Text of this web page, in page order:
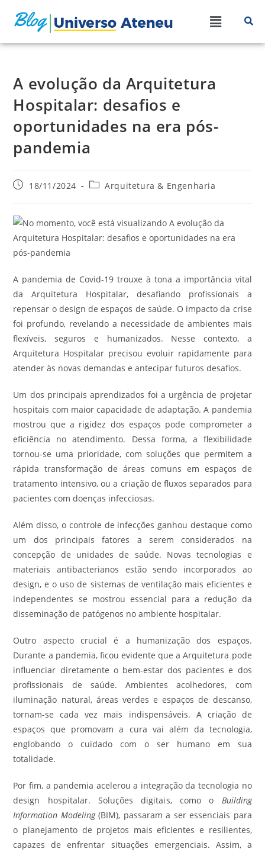
A evolução da Arquitetura
Hospitalar: desafios e
oportunidades na era pós-
pandemia
18/11/2024 Arquitetura & Engenharia
A pandemia de Covid-19 trouxe à tona a importância vital
da Arquitetura Hospitalar, desafiando profissionais a
repensar o design de espaços de saúde. O impacto da crise
foi profundo, revelando a necessidade de ambientes mais
flexíveis, seguros e humanizados. Nesse contexto, a
Arquitetura Hospitalar precisou evoluir rapidamente para
atender às novas demandas e antecipar futuros desafios.
Um dos principais aprendizados foi a urgência de projetar
hospitais com maior capacidade de adaptação. A pandemia
mostrou que a rigidez dos espaços pode comprometer a
eficiência no atendimento. Dessa forma, a flexibilidade
tornou-se uma prioridade, com soluções que permitem a
rápida transformação de áreas comuns em espaços de
tratamento intensivo, ou a criação de fluxos separados para
pacientes com doenças infecciosas.
Além disso, o controle de infecções ganhou destaque como
um dos principais fatores a serem considerados na
concepção de unidades de saúde. Novas tecnologias e
materiais antibacterianos estão sendo incorporados ao
design, e o uso de sistemas de ventilação mais eficientes e
independentes se mostrou essencial para a redução da
disseminação de patógenos no ambiente hospitalar.
Outro aspecto crucial é a humanização dos espaços.
Durante a pandemia, ficou evidente que a Arquitetura pode
influenciar diretamente o bem-estar dos pacientes e dos
profissionais de saúde. Ambientes acolhedores, com
iluminação natural, áreas verdes e espaços de descanso,
tornam-se cada vez mais indispensáveis. A criação de
espaços que promovam a cura vai além da tecnologia,
englobando o cuidado com o ser humano em sua
totalidade.
Por fim, a pandemia acelerou a integração da tecnologia no
design hospitalar. Soluções digitais, como o Building
Information Modeling(BIM), passaram a ser essenciais para
o planejamento de projetos mais eficientes e resilientes,
capazes de enfrentar situações emergenciais. Assim, a